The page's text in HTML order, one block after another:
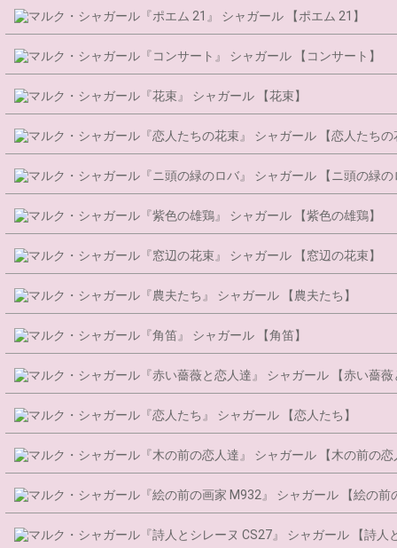
シャガール 【ポエム 21】
シャガール 【コンサート】
シャガール 【花束】
シャガール 【恋人たちの
シャガール 【ニ頭の緑の
シャガール 【紫色の雄鶏】
シャガール 【窓辺の花束】
シャガール 【農夫たち】
シャガール 【角笛】
シャガール 【赤い薔
シャガール 【恋人たち】
シャガール 【木の前の恋
シャガール 【絵の前
シャガール 【詩人